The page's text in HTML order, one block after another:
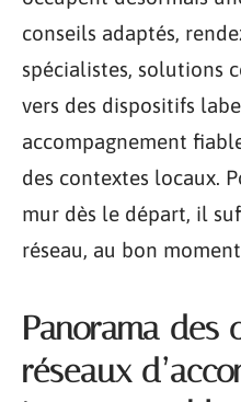
conseils adaptés,
spécialistes, solutions
vers des dispositifs
accompagnement
des contextes locaux.
mur dès le départ, il
réseau, au bon
Panorama des
réseaux